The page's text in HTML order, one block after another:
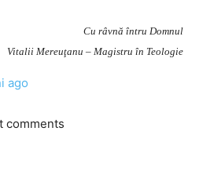
Cu râvnă întru Domnul
Vitalii Mereuţanu – Magistru în Teologie
ago
comments